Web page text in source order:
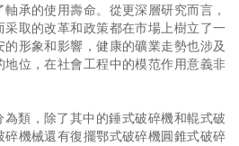
承的使用壽命。從更深層研究而言，
取的改革和政策都在市場上樹立了一
形象和影響，健康的礦業走勢也涉及
位，在社會工程中的模范作用意義非
類，除了其中的錘式破碎機和輥式破
機械還有復擺鄂式破碎機圓錐式破碎